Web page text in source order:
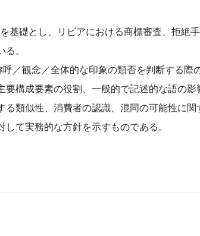
基礎とし、リビアにおける商標審査、拒絶
。
／観念／全体的な印象の類否を判断する際
要構成要素の役割、一般的で記述的な語の
る類似性、消費者の認識、混同の可能性に
て実務的な方針を示すものである。